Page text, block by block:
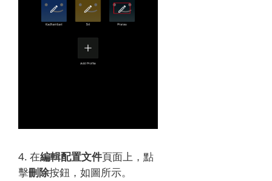
4. 在編輯配置文件頁面上，點
擊刪除按鈕，如圖所示。